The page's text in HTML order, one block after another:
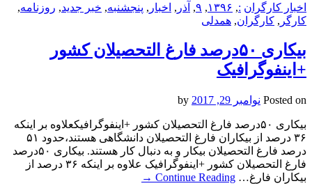
اخبار کارگران :
, ۱۳۹۶, ۹, آذر , اخبار , پنجشنبه, خبر جدید, روزنامه,
کارگر , کارگران, همدلی
بیکاری ۵۰درصد فارغ التحصیلان کشور
+اینفوگرافیک
Posted on نوامبر 29, 2017
بیکاری ۵۰درصد فارغ التحصیلان کشور +اینفوگرافیکعلاوه بر اینکه
۳۶ درصد از بیکاران فارغ التحصیلان دانشگاهی هستند،حدود ۵۱
درصد فارغ التحصیلان بیکار و به دنبال کار هستند. بیکاری ۵۰درصد
فارغ التحصیلان کشور +اینفوگرافیک علاوه بر اینکه ۳۶ درصد از
بیکاران فارغ… Continue Reading
→